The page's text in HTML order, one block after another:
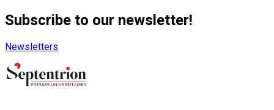
Subscribe to our newsletter!
Newsletters